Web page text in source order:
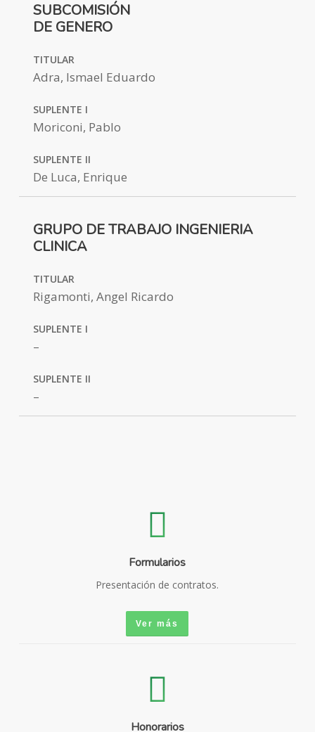
SUBCOMISIÓN
DE GENERO
TITULAR
Adra, Ismael Eduardo
SUPLENTE I
Moriconi, Pablo
SUPLENTE II
De Luca, Enrique
GRUPO DE TRABAJO INGENIERIA
CLINICA
TITULAR
Rigamonti, Angel Ricardo
SUPLENTE I
–
SUPLENTE II
–
Formularios
Presentación de contratos.
Ver más
Honorarios